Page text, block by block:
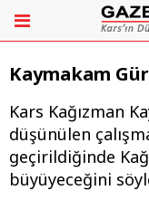
Kaymakam
Kars Kağızman
düşünülen
geçirildiğinde
büyüyeceğini